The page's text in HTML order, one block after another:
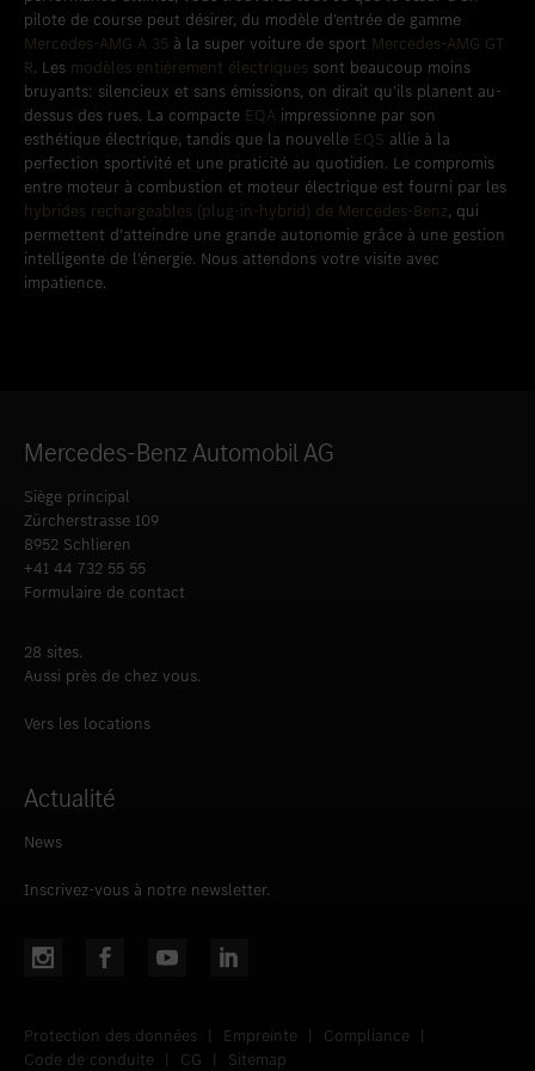
pilote de course peut désirer, du modèle d’entrée de gamme
Mercedes-AMG A 35 à la super voiture de sport Mercedes-AMG GT
R. Les modèles entièrement électriques sont beaucoup moins
bruyants: silencieux et sans émissions, on dirait qu’ils planent au-
dessus des rues. La compacte EQA impressionne par son
esthétique électrique, tandis que la nouvelle EQS allie à la
perfection sportivité et une praticité au quotidien. Le compromis
entre moteur à combustion et moteur électrique est fourni par les
hybrides rechargeables (plug-in-hybrid) de Mercedes-Benz, qui
permettent d’atteindre une grande autonomie grâce à une gestion
intelligente de l’énergie. Nous attendons votre visite avec
impatience.
Mercedes-Benz Automobil AG
Siège principal
Zürcherstrasse 109
8952 Schlieren
+41 44 732 55 55
Formulaire de contact
28 sites.
Aussi près de chez vous.
Vers les locations
Actualité
News
Inscrivez-vous à notre newsletter.
Protection des données | Empreinte | Compliance |
Code de conduite | CG | Sitemap